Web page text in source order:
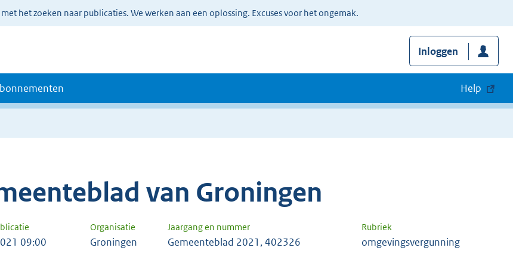
het zoeken naar publicaties. We werken aan een oplossing. Excuses voor het ongemak.
Inloggen
Help
van Groningen
Organisatie Jaargang en nummer Rubriek
09:00 Groningen Gemeenteblad 2021, 402326 omgevingsvergunning